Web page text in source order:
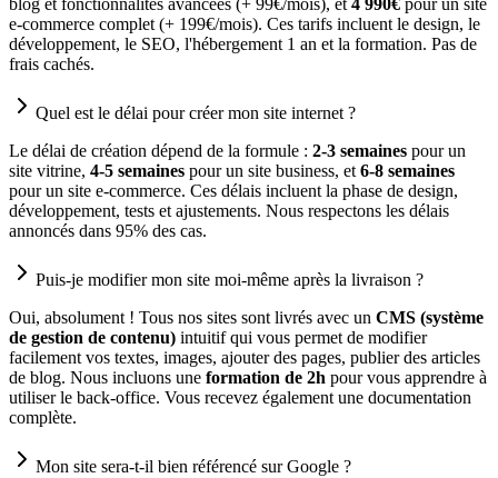
blog et fonctionnalités avancées (+ 99€/mois), et 4 990€ pour un site
e-commerce complet (+ 199€/mois). Ces tarifs incluent le design, le
développement, le SEO, l'hébergement 1 an et la formation. Pas de
frais cachés.
Quel est le délai pour créer mon site internet ?
Le délai de création dépend de la formule : 2-3 semaines pour un
site vitrine, 4-5 semaines pour un site business, et 6-8 semaines
pour un site e-commerce. Ces délais incluent la phase de design,
développement, tests et ajustements. Nous respectons les délais
annoncés dans 95% des cas.
Puis-je modifier mon site moi-même après la livraison ?
Oui, absolument ! Tous nos sites sont livrés avec un CMS (système
de gestion de contenu) intuitif qui vous permet de modifier
facilement vos textes, images, ajouter des pages, publier des articles
de blog. Nous incluons une formation de 2h pour vous apprendre à
utiliser le back-office. Vous recevez également une documentation
complète.
Mon site sera-t-il bien référencé sur Google ?